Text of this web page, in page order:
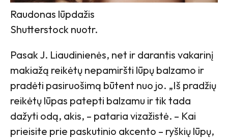
Raudonas lūpdažis
Shutterstock nuotr.
Pasak J. Liaudinienės, net ir darantis vakarinį
makiažą reikėtų nepamiršti lūpų balzamo ir
pradėti pasiruošimą būtent nuo jo. „Iš pradžių
reikėtų lūpas patepti balzamu ir tik tada
dažyti odą, akis, – pataria vizažistė. – Kai
prieisite prie paskutinio akcento – ryškių lūpų,